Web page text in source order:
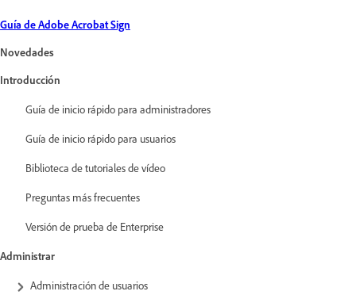
Guía de Adobe Acrobat Sign
Novedades
Introducción
Guía de inicio rápido para administradores
Guía de inicio rápido para usuarios
Biblioteca de tutoriales de vídeo
Preguntas más frecuentes
Versión de prueba de Enterprise
Administrar
Administración de usuarios